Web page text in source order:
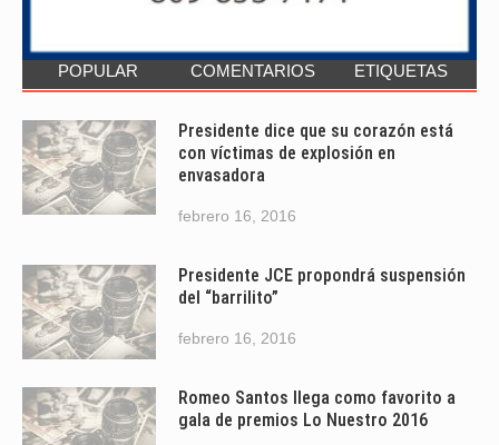
POPULAR COMENTARIOS ETIQUETAS
Presidente dice que su corazón está
con víctimas de explosión en
envasadora
febrero 16, 2016
Presidente JCE propondrá suspensión
del “barrilito”
febrero 16, 2016
Romeo Santos llega como favorito a
gala de premios Lo Nuestro 2016